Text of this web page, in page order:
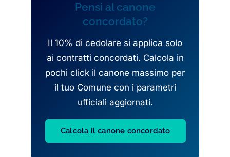
Pensi al canone
concordato?
Il 10% di cedolare si applica solo
ai contratti concordati. Calcola in
pochi click il canone massimo per
il tuo Comune con i parametri
ufficiali aggiornati.
Calcola il canone concordato